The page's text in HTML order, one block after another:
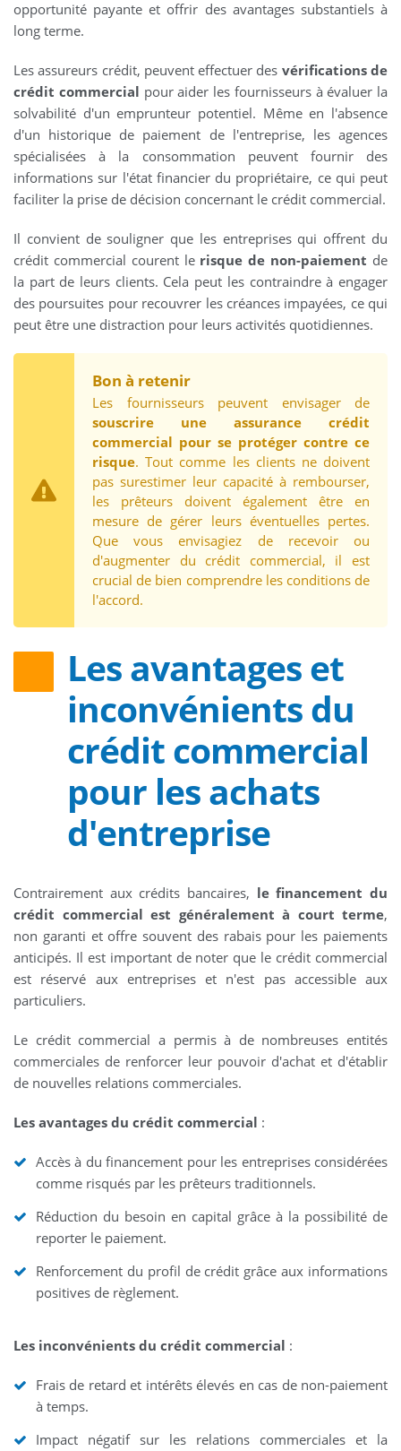
opportunité payante et offrir des avantages substantiels à
long terme.
Les assureurs crédit, peuvent effectuer des vérifications de
crédit commercial pour aider les fournisseurs à évaluer la
solvabilité d'un emprunteur potentiel. Même en l'absence
d'un historique de paiement de l'entreprise, les agences
spécialisées à la consommation peuvent fournir des
informations sur l'état financier du propriétaire, ce qui peut
faciliter la prise de décision concernant le crédit commercial.
Il convient de souligner que les entreprises qui offrent du
crédit commercial courent le risque de non-paiement de
la part de leurs clients. Cela peut les contraindre à engager
des poursuites pour recouvrer les créances impayées, ce qui
peut être une distraction pour leurs activités quotidiennes.
Bon à retenir
Les fournisseurs peuvent envisager de
souscrire une assurance crédit
commercial pour se protéger contre ce
risque. Tout comme les clients ne doivent
pas surestimer leur capacité à rembourser,
les prêteurs doivent également être en
mesure de gérer leurs éventuelles pertes.
Que vous envisagiez de recevoir ou
d'augmenter du crédit commercial, il est
crucial de bien comprendre les conditions de
l'accord.
Les avantages et
inconvénients du
crédit commercial
pour les achats
d'entreprise
Contrairement aux crédits bancaires, le financement du
crédit commercial est généralement à court terme,
non garanti et offre souvent des rabais pour les paiements
anticipés. Il est important de noter que le crédit commercial
est réservé aux entreprises et n'est pas accessible aux
particuliers.
Le crédit commercial a permis à de nombreuses entités
commerciales de renforcer leur pouvoir d'achat et d'établir
de nouvelles relations commerciales.
Les avantages du crédit commercial :
Accès à du financement pour les entreprises considérées
comme risqués par les prêteurs traditionnels.
Réduction du besoin en capital grâce à la possibilité de
reporter le paiement.
Renforcement du profil de crédit grâce aux informations
positives de règlement.
Les inconvénients du crédit commercial :
Frais de retard et intérêts élevés en cas de non-paiement
à temps.
Impact négatif sur les relations commerciales et la